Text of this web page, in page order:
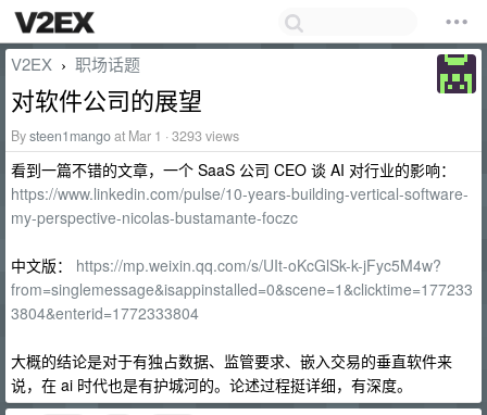
V2EX › 职场话题
对软件公司的展望
Bysteen1mangoat Mar 1 · 3293 views
看到一篇不错的文章，一个 SaaS 公司 CEO 谈 AI 对行业的影响：
https://www.linkedin.com/pulse/10-years-building-vertical-software-
my-perspective-nicolas-bustamante-foczc
中文版： https://mp.weixin.qq.com/s/UIt-oKcGlSk-k-jFyc5M4w?
from=singlemessage&isappinstalled=0&scene=1&clicktime=177233
3804&enterid=1772333804
大概的结论是对于有独占数据、监管要求、嵌入交易的垂直软件来
说，在 ai 时代也是有护城河的。论述过程挺详细，有深度。